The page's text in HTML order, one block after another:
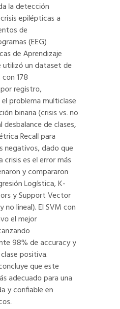
la detección
epilépticas a
de
(EEG)
de Aprendizaje
utilizó un dataset de
178
registro,
problema multiclase
binaria (crisis vs. no
desbalance de clases,
Recall para
negativos, dado que
es el error más
y compararon
Logística, K-
y Support Vector
no lineal). El SVM con
el mejor
98% de accuracy y
positiva.
que este
adecuado para una
y confiable en